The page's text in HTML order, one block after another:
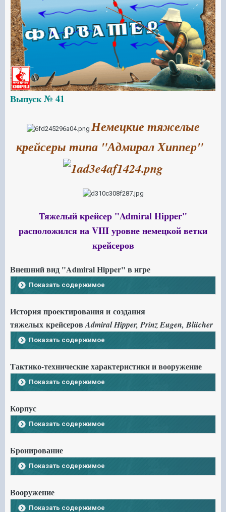
Выпуск № 41
Немецкие тяжелые
крейсеры типа "Адмирал Хиппер"
Тяжелый крейсер "Admiral Hipper"
расположился на VIII уровне немецкой ветки
крейсеров
Внешний вид "Admiral Hipper" в игре
Показать содержимое
История проектирования и создания
тяжелых крейсеровAdmiral Hipper, Prinz Eugen, Blücher
Показать содержимое
Тактико-технические характеристики и вооружение
Показать содержимое
Корпус
Показать содержимое
Бронирование
Показать содержимое
Вооружение
Показать содержимое